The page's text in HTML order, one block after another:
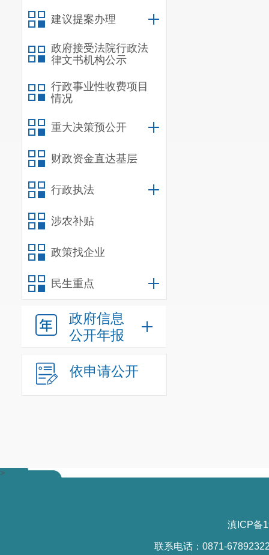
建议提案办理
政府接受法院行政法
律文书机构公示
行政事业性收费项目
情况
重大决策预公开
财政资金直达基层
行政执法
涉农补贴
政策找企业
民生重点
政府信息
公开年报
依申请公开
>
滇ICP备
联系电话：0871-